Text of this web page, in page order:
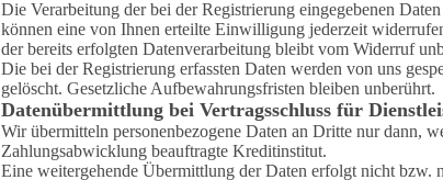
Die Verarbeitung der bei der Registrierung eingegebenen
können eine von Ihnen erteilte Einwilligung jederzeit
der bereits erfolgten Datenverarbeitung bleibt vom Widerruf
Die bei der Registrierung erfassten Daten werden von uns
gelöscht. Gesetzliche Aufbewahrungsfristen bleiben unberührt.
Datenübermittlung bei Vertragsschluss für
Wir übermitteln personenbezogene Daten an Dritte nur dann,
Zahlungsabwicklung beauftragte Kreditinstitut.
Eine weitergehende Übermittlung der Daten erfolgt nicht